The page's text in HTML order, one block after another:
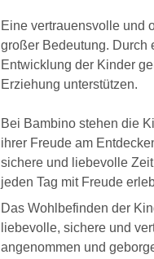
Eine vertrauensvolle und
großer Bedeutung. Durch
Entwicklung der Kinder
Erziehung unterstützen.
Bei Bambino stehen die
ihrer Freude am
sichere und liebevolle
jeden Tag mit Freude
Das Wohlbefinden der
liebevolle, sichere und
angenommen und